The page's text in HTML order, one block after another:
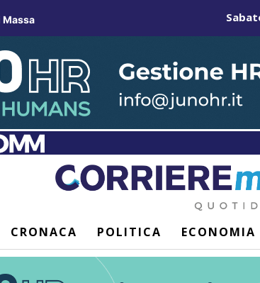
Massa
CRONACA POLITICA ECONOMIA